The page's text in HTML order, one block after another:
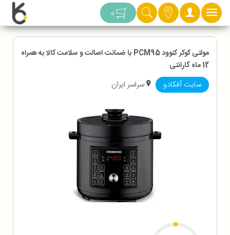
دسته بندی 0
مولتی کوکر کنوود PCM95 با ضمانت اصالت و سلامت کالا به همراه
12 ماه گارانتی
سایت آفکادو سراسر ایران